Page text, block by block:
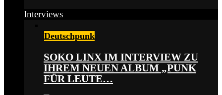
Interviews
Deutschpunk
SOKO LINX IM INTERVIEW ZU
IHREM NEUEN ALBUM „PUNK
FÜR LEUTE…